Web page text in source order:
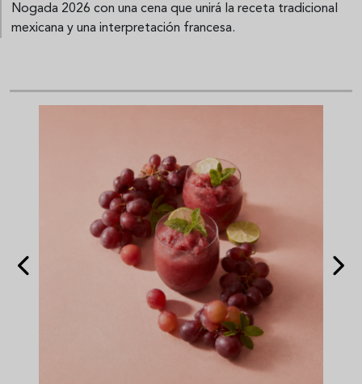
Nogada 2026 con una cena que unirá la receta tradicional
mexicana y una interpretación francesa.